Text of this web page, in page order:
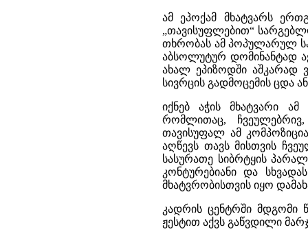
ამ ეპოქამ მხატვარს
„თავისუფლებით“
თხრობას ამ პოპულარულ
აბსოლუტურ დომინანტად
ახალ ეპიზოდში აშკარად
სივრცის გადმოცემის ცდა
იქნებ აჭის მხატვარი
რომლითაც, ჩვეულებრივ,
თავისუფალ ამ
აღწევს თავს მისთვის
სასურათე სიბრტყის
კონტურებიანი და
მხატვრობისთვის იყო
კადრის ცენტრში მდგომი
ჟესტით აქვს გაწვდილი